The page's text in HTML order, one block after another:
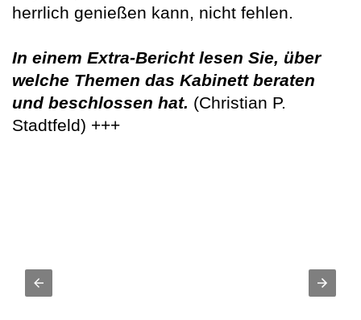
herrlich genießen kann, nicht fehlen.
In einem Extra-Bericht lesen Sie, über
welche Themen das Kabinett beraten
und beschlossen hat. (Christian P.
Stadtfeld) +++